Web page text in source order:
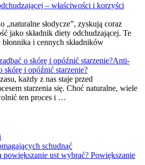
– właściwości i korzyści
„naturalne słodycze”, zyskują coraz
jako składnik diety odchudzającej. Te
błonnika i cennych składników
Anti-
skórę i opóźnić starzenie?
każdy z nas staje przed
starzenia się. Choć naturalne, wiele
ten proces i …
schudnąć
powiększanie ust wybrać? Powiększanie